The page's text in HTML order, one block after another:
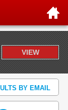
VIEW
BY EMAIL